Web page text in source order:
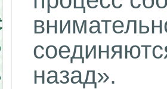
назад».